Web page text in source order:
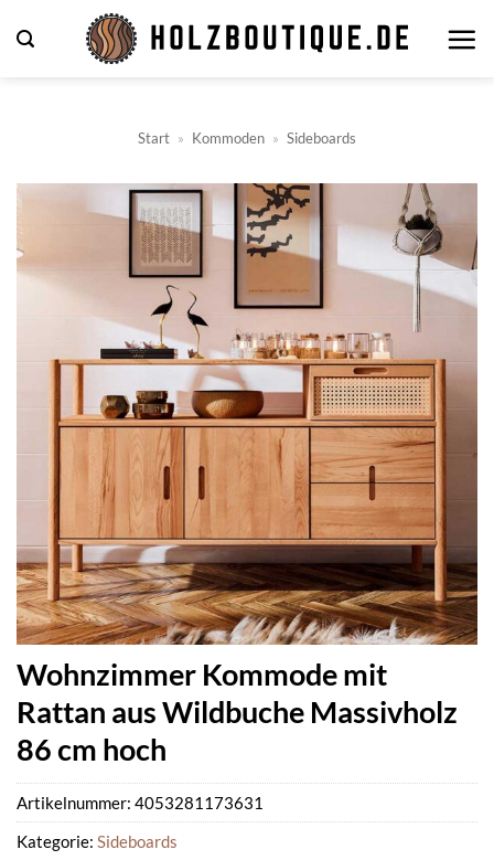
Inhalt
Start » Kommoden » Sideboards
Wohnzimmer Kommode mit
Rattan aus Wildbuche Massivholz
86 cm hoch
Artikelnummer: 4053281173631
Kategorie: Sideboards